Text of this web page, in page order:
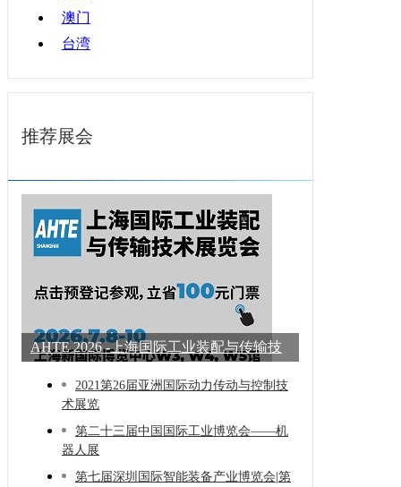
澳门
台湾
推荐展会
AHTE 2026 -上海国际工业装配与传输技
2021第26届亚洲国际动力传动与控制技
术展览
第二十三届中国国际工业博览会——机
器人展
第七届深圳国际智能装备产业博览会|第